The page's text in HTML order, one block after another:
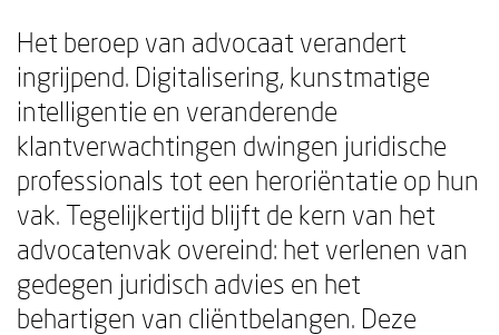
Het beroep van advocaat verandert
ingrijpend. Digitalisering, kunstmatige
intelligentie en veranderende
klantverwachtingen dwingen juridische
professionals tot een heroriëntatie op hun
vak. Tegelijkertijd blijft de kern van het
advocatenvak overeind: het verlenen van
gedegen juridisch advies en het
behartigen van cliëntbelangen. Deze